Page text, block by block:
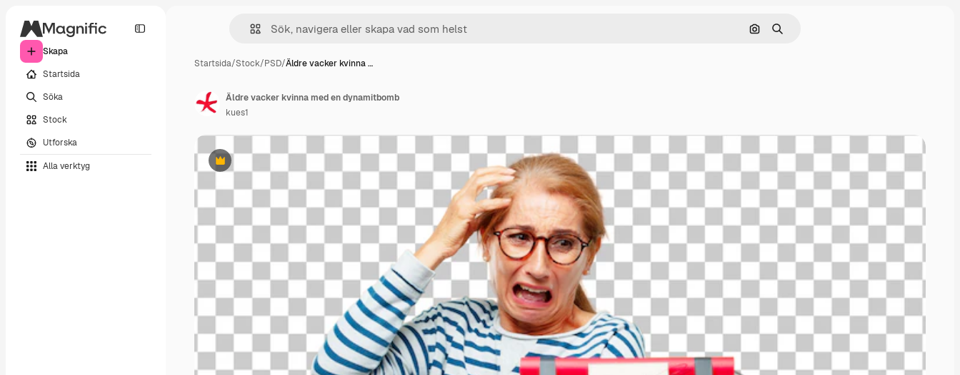
Skapa
Startsida
Söka
Stock
Utforska
Alla verktyg
Sök efter bild
Söka
Startsida/Stock/PSD/Äldre vacker kvinna …
Premie
Äldre vacker kvinna med en dynamitbomb
kues1